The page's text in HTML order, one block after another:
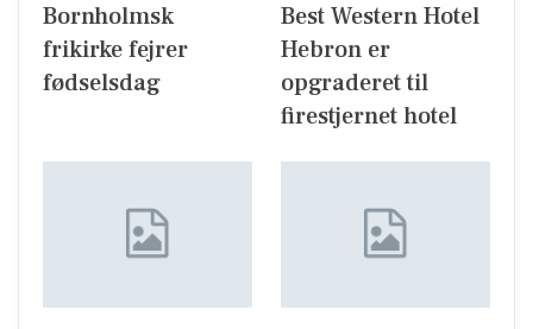
Bornholmsk
frikirke fejrer
fødselsdag
Best Western Hotel
Hebron er
opgraderet til
firestjernet hotel